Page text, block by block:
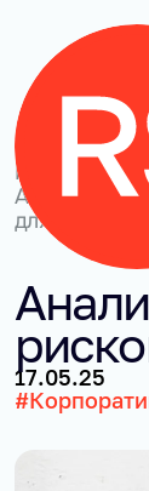
Наши кейсы
Анализ
для бизнеса
17.05.25